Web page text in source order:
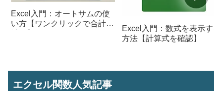
Excel入門：オートサムの使
い方【ワンクリックで合計を
Excel入門：数式を表示する
方法【計算式を確認】
エクセル関数人気記事